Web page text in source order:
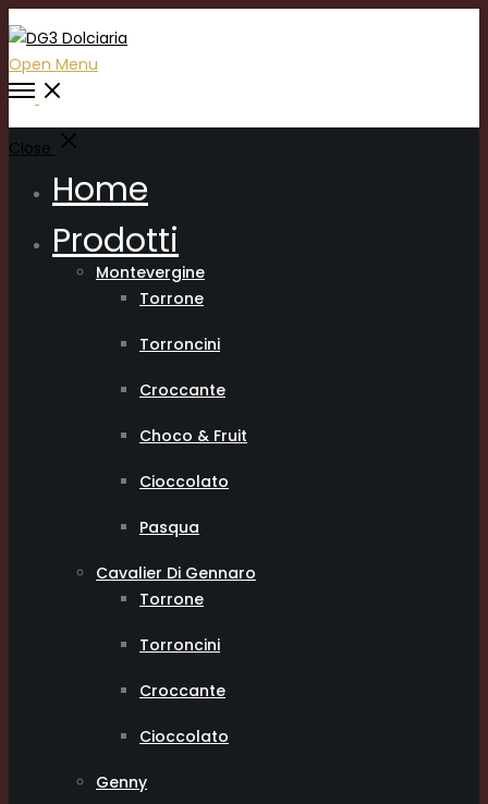
Open Menu
Close
Home
Prodotti
Montevergine
Torrone
Torroncini
Croccante
Choco & Fruit
Cioccolato
Pasqua
Cavalier Di Gennaro
Torrone
Torroncini
Croccante
Cioccolato
Genny